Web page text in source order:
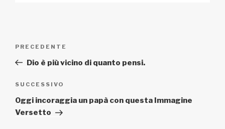
Articolo
precedente:
PRECEDENTE
Dio è più vicino di quanto pensi.
Articolo
successivo
SUCCESSIVO
Oggi incoraggia un papà con questa Immagine
Versetto